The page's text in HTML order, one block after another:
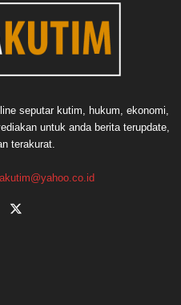
seputar kutim, hukum, ekonomi,
untuk anda berita terupdate,
terakurat.